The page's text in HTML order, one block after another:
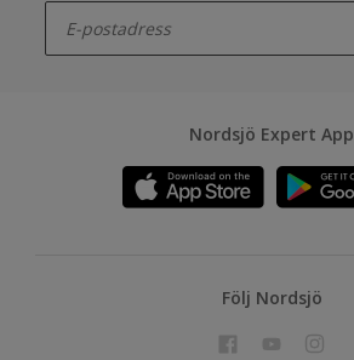
Nordsjö Expert App
Följ Nordsjö